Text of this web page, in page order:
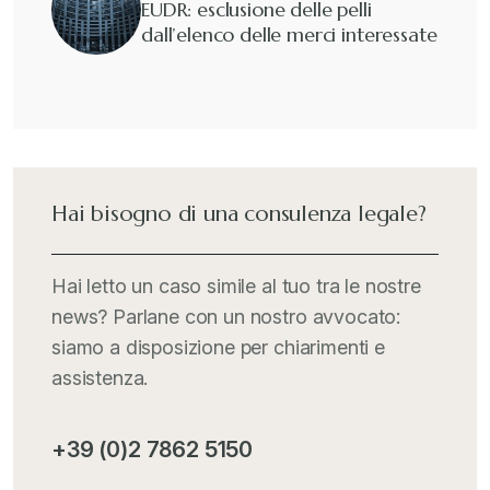
Guide e Manuali
Iva comunitaria e nazionale
EUDR: esclusione delle pelli
dall’elenco delle merci interessate
Hai bisogno di una consulenza legale?
Hai letto un caso simile al tuo tra le nostre
news? Parlane con un nostro avvocato:
siamo a disposizione per chiarimenti e
assistenza.
+39 (0)2 7862 5150